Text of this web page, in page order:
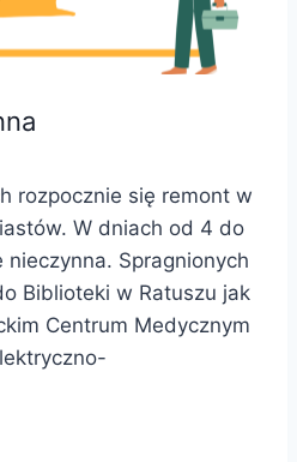
rozpocznie się remont w
W dniach od 4 do
Spragnionych
Biblioteki w Ratuszu jak
Centrum Medycznym